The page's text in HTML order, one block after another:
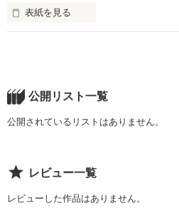
表紙を見る
公開リスト一覧
公開されているリストはありません。
レビュー一覧
レビューした作品はありません。